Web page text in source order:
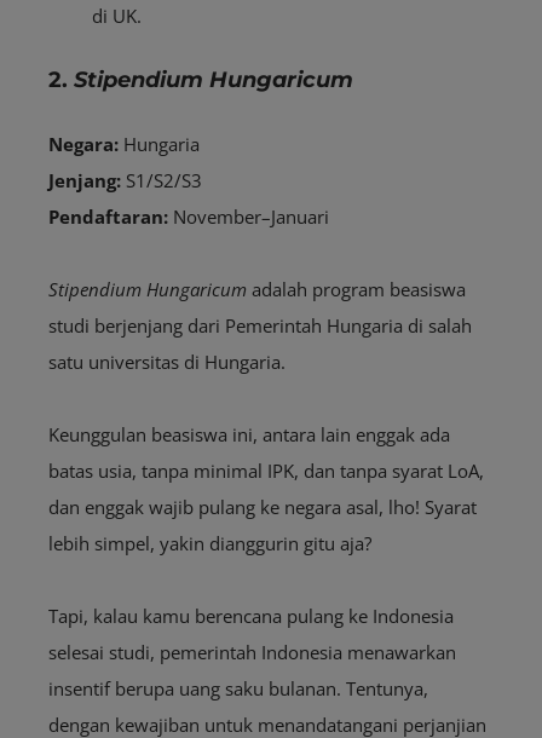
di UK.
2. Stipendium Hungaricum
Negara: Hungaria
Jenjang: S1/S2/S3
Pendaftaran: November–Januari
Stipendium Hungaricum adalah program beasiswa
studi berjenjang dari Pemerintah Hungaria di salah
satu universitas di Hungaria.
Keunggulan beasiswa ini, antara lain enggak ada
batas usia, tanpa minimal IPK, dan tanpa syarat LoA,
dan enggak wajib pulang ke negara asal, lho! Syarat
lebih simpel, yakin dianggurin gitu aja?
Tapi, kalau kamu berencana pulang ke Indonesia
selesai studi, pemerintah Indonesia menawarkan
insentif berupa uang saku bulanan. Tentunya,
dengan kewajiban untuk menandatangani perjanjian